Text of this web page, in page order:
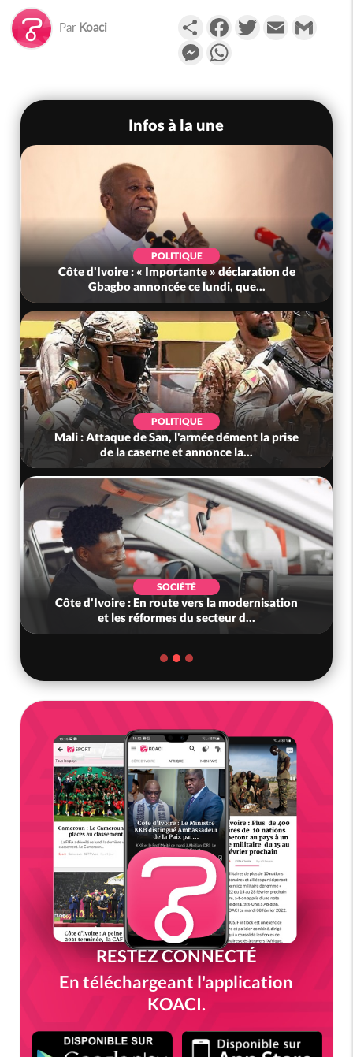
Par Koaci PartagerFacebookTwitterEmail
Messenger
Infos à la une
POLITIQUE
Côte d'Ivoire : « Importante » déclaration de
Gbagbo annoncée ce lundi, que...
POLITIQUE
Mali : Attaque de San, l'armée dément la prise
de la caserne et annonce la...
SOCIÉTÉ
Côte d'Ivoire : En route vers la modernisation
et les réformes du secteur d...
RESTEZ CONNECTÉ
En téléchargeant l'application
KOACI.